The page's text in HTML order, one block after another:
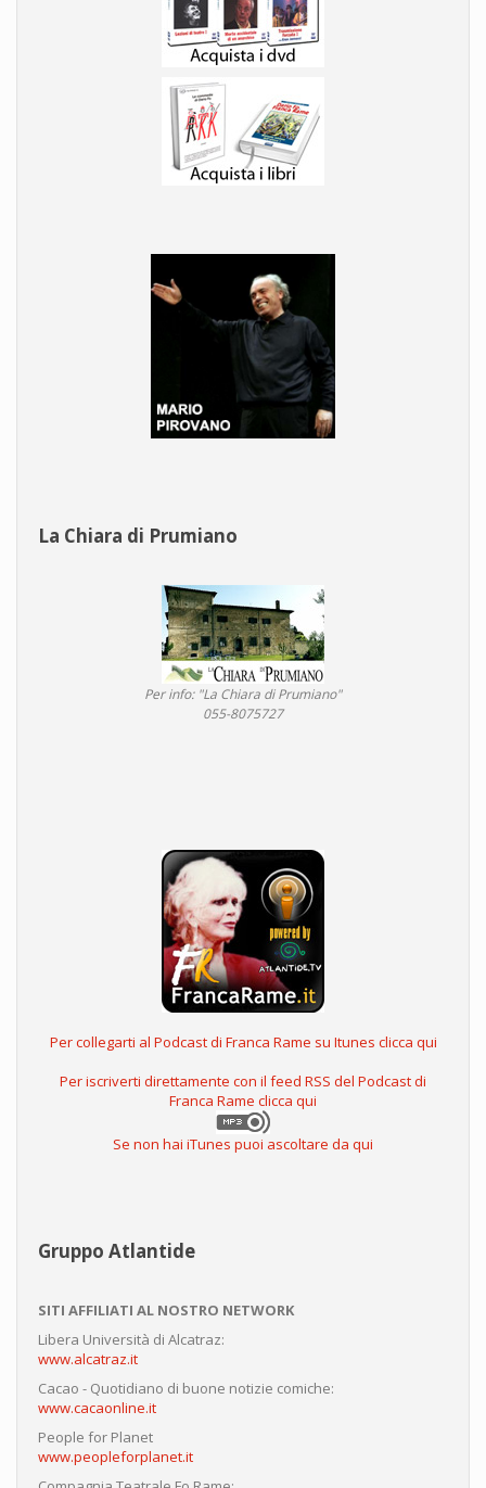
La Chiara di Prumiano
Per info: "La Chiara di Prumiano"
055-8075727
Per collegarti al Podcast di Franca Rame su Itunes clicca qui
Per iscriverti direttamente con il feed RSS del Podcast di
Franca Rame clicca qui
Se non hai iTunes puoi ascoltare da qui
Gruppo Atlantide
SITI AFFILIATI AL NOSTRO NETWORK
Libera Università di Alcatraz:
www.alcatraz.it
Cacao - Quotidiano di buone notizie comiche:
www.cacaonline.it
People for Planet
www.peopleforplanet.it